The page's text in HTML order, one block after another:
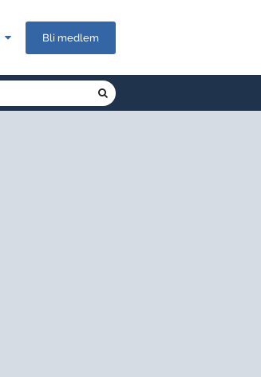
Bli medlem